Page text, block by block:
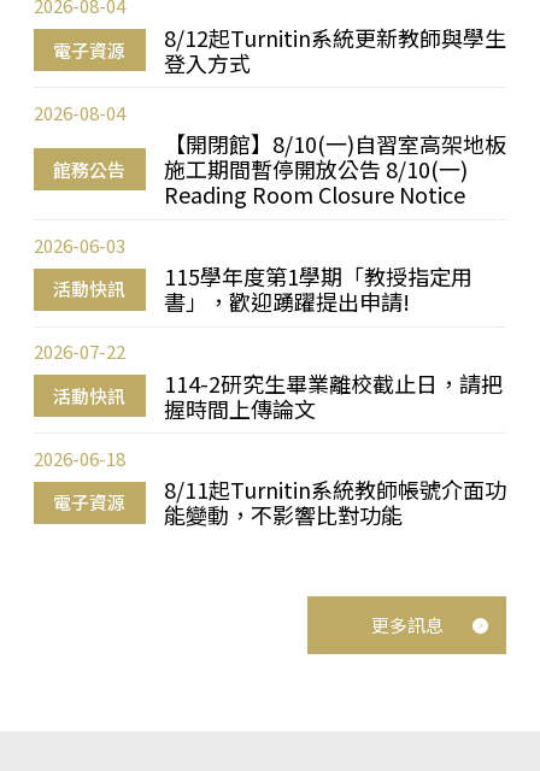
電子資源
8/12起Turnitin系統更新教師與學生
登入方式
2026-08-04
館務公告
【開閉館】8/10(一)自習室高架地板
施工期間暫停開放公告 8/10(一)
Reading Room Closure Notice
2026-08-04
活動快訊
115學年度第1學期「教授指定用
書」，歡迎踴躍提出申請!
2026-06-03
活動快訊
114-2研究生畢業離校截止日，請把
握時間上傳論文
2026-07-22
電子資源
8/11起Turnitin系統教師帳號介面功
能變動，不影響比對功能
2026-06-18
更多訊息